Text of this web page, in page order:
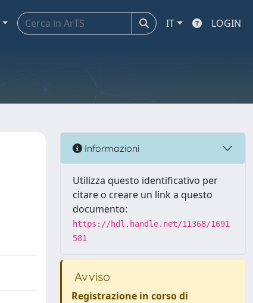
IT LOGIN
Informazioni
Utilizza questo identificativo per
citare o creare un link a questo
documento:
https://hdl.handle.net/11368/1691
581
Avviso
Registrazione in corso di